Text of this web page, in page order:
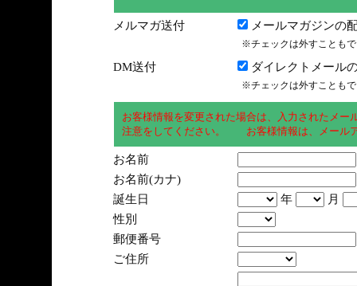
メルマガ送付 メールマガジンの
※チェックは外すことも
DM送付 ダイレクトメール
※チェックは外すことも
お客様情報を変更された場合は、入力されたメ
注意をしてください。 お客様情報は、メール
お名前
お名前(カナ)
誕生日
年
月
性別
郵便番号
ご住所